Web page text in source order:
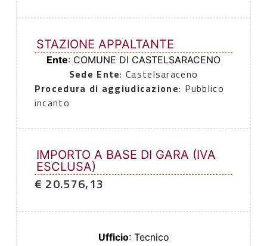
STAZIONE APPALTANTE
Ente: COMUNE DI CASTELSARACENO
Sede Ente: Castelsaraceno
Procedura di aggiudicazione: Pubblico
incanto
IMPORTO A BASE DI GARA (IVA
ESCLUSA)
€ 20.576,13
Ufficio: Tecnico